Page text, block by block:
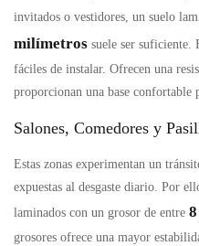
invitados o vestidores, un suelo
milímetros suele ser suficiente.
fáciles de instalar. Ofrecen una
proporcionan una base confortable
Salones, Comedores y
Estas zonas experimentan un
expuestas al desgaste diario. Por
laminados con un grosor de entre
grosores ofrece una mayor